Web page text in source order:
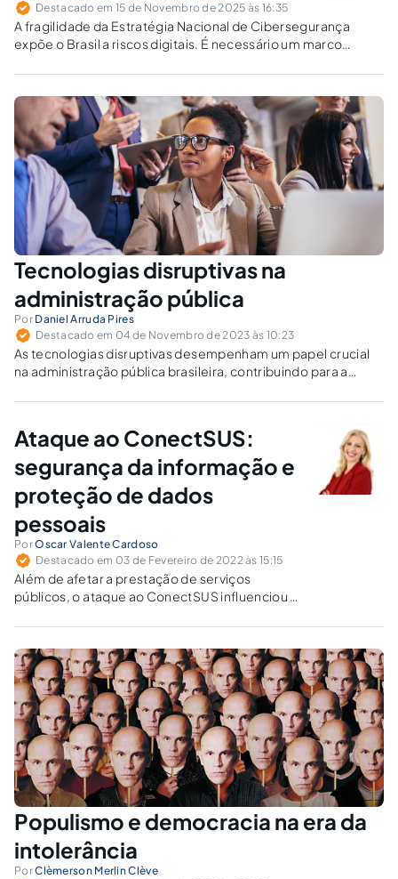
Destacado em 15 de Novembro de 2025 às 16:35
A fragilidade da Estratégia Nacional de Cibersegurança
expõe o Brasil a riscos digitais. É necessário um marco
Tecnologias disruptivas na
administração pública
Por Daniel Arruda Pires
Destacado em 04 de Novembro de 2023 às 10:23
As tecnologias disruptivas desempenham um papel crucial
na administração pública brasileira, contribuindo para a
Ataque ao ConectSUS:
segurança da informação e
proteção de dados
pessoais
PorOscar Valente Cardoso
Destacado em 03 de Fevereiro de 2022 às 15:15
Além de afetar a prestação de serviços
públicos, o ataque ao ConectSUS influenciou a
entre as diversas funções do aplicativo, está a
emissão de comprovantes de vacinação
contra a Covid-19.
Populismo e democracia na era da
intolerância
PorClèmerson Merlin Clève